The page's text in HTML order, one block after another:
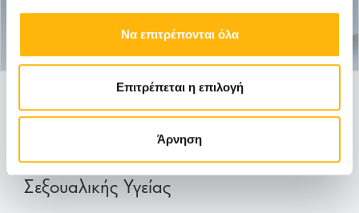
Να επιτρέπονται όλα
Επιτρέπεται η επιλογή
Άρνηση
01/09/2025
ΙΑΣΩ Γενική Κλινική: Προσφορά Ελέγχου
ΣΜΝ με αφορμή την Παγκόσμια Ημέρα
Σεξουαλικής Υγείας